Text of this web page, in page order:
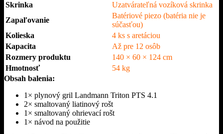
Skrinka
Uzatvárateľná vozíková skrinka
Zapaľovanie
Batériové piezo (batéria nie je
súčasťou)
Kolieska
4 ks s aretáciou
Kapacita
Až pre 12 osôb
Rozmery produktu
140 × 60 × 124 cm
Hmotnosť
54 kg
Obsah balenia:
1× plynový gril Landmann Triton PTS 4.1
2× smaltovaný liatinový rošt
1× smaltovaný ohrievací rošt
1× návod na použitie